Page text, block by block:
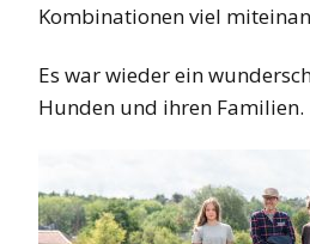
Kombinationen viel
Es war wieder ein
Hunden und ihren Familien.